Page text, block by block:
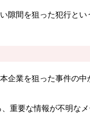
間を狙った犯行とい
業を狙った事件の中
重要な情報が不明な